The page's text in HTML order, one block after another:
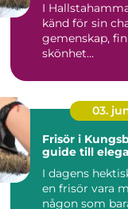
I
känd för sin
gemenskap,
skönhet...
03.
Frisör i
guide till
I dagens
en frisör vara
någon som